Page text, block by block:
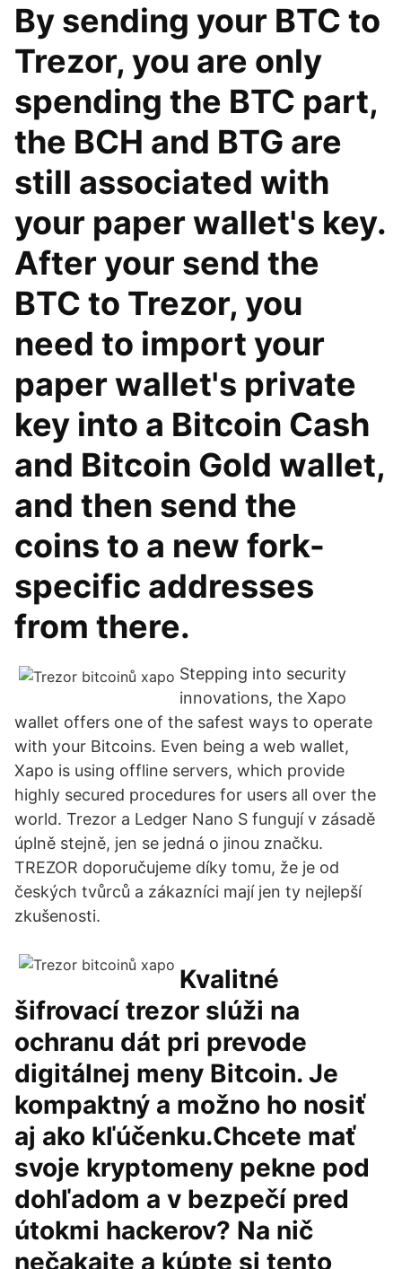
By sending your BTC to
Trezor, you are only
spending the BTC part,
the BCH and BTG are
still associated with
your paper wallet's key.
After your send the
BTC to Trezor, you
need to import your
paper wallet's private
key into a Bitcoin Cash
and Bitcoin Gold wallet,
and then send the
coins to a new fork-
specific addresses
from there.
Stepping into security
innovations, the Xapo
wallet offers one of the safest ways to operate
with your Bitcoins. Even being a web wallet,
Xapo is using offline servers, which provide
highly secured procedures for users all over the
world. Trezor a Ledger Nano S fungují v zásadě
úplně stejně, jen se jedná o jinou značku.
TREZOR doporučujeme díky tomu, že je od
českých tvůrců a zákazníci mají jen ty nejlepší
zkušenosti.
Kvalitné
šifrovací trezor slúži na
ochranu dát pri prevode
digitálnej meny Bitcoin. Je
kompaktný a možno ho nosiť
aj ako kľúčenku.Chcete mať
svoje kryptomeny pekne pod
dohľadom a v bezpečí pred
útokmi hackerov? Na nič
nečakajte a kúpte si tento